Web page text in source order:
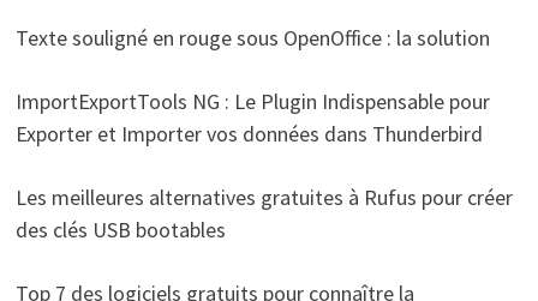
Texte souligné en rouge sous OpenOffice : la solution
ImportExportTools NG : Le Plugin Indispensable pour
Exporter et Importer vos données dans Thunderbird
Les meilleures alternatives gratuites à Rufus pour créer
des clés USB bootables
Top 7 des logiciels gratuits pour connaître la